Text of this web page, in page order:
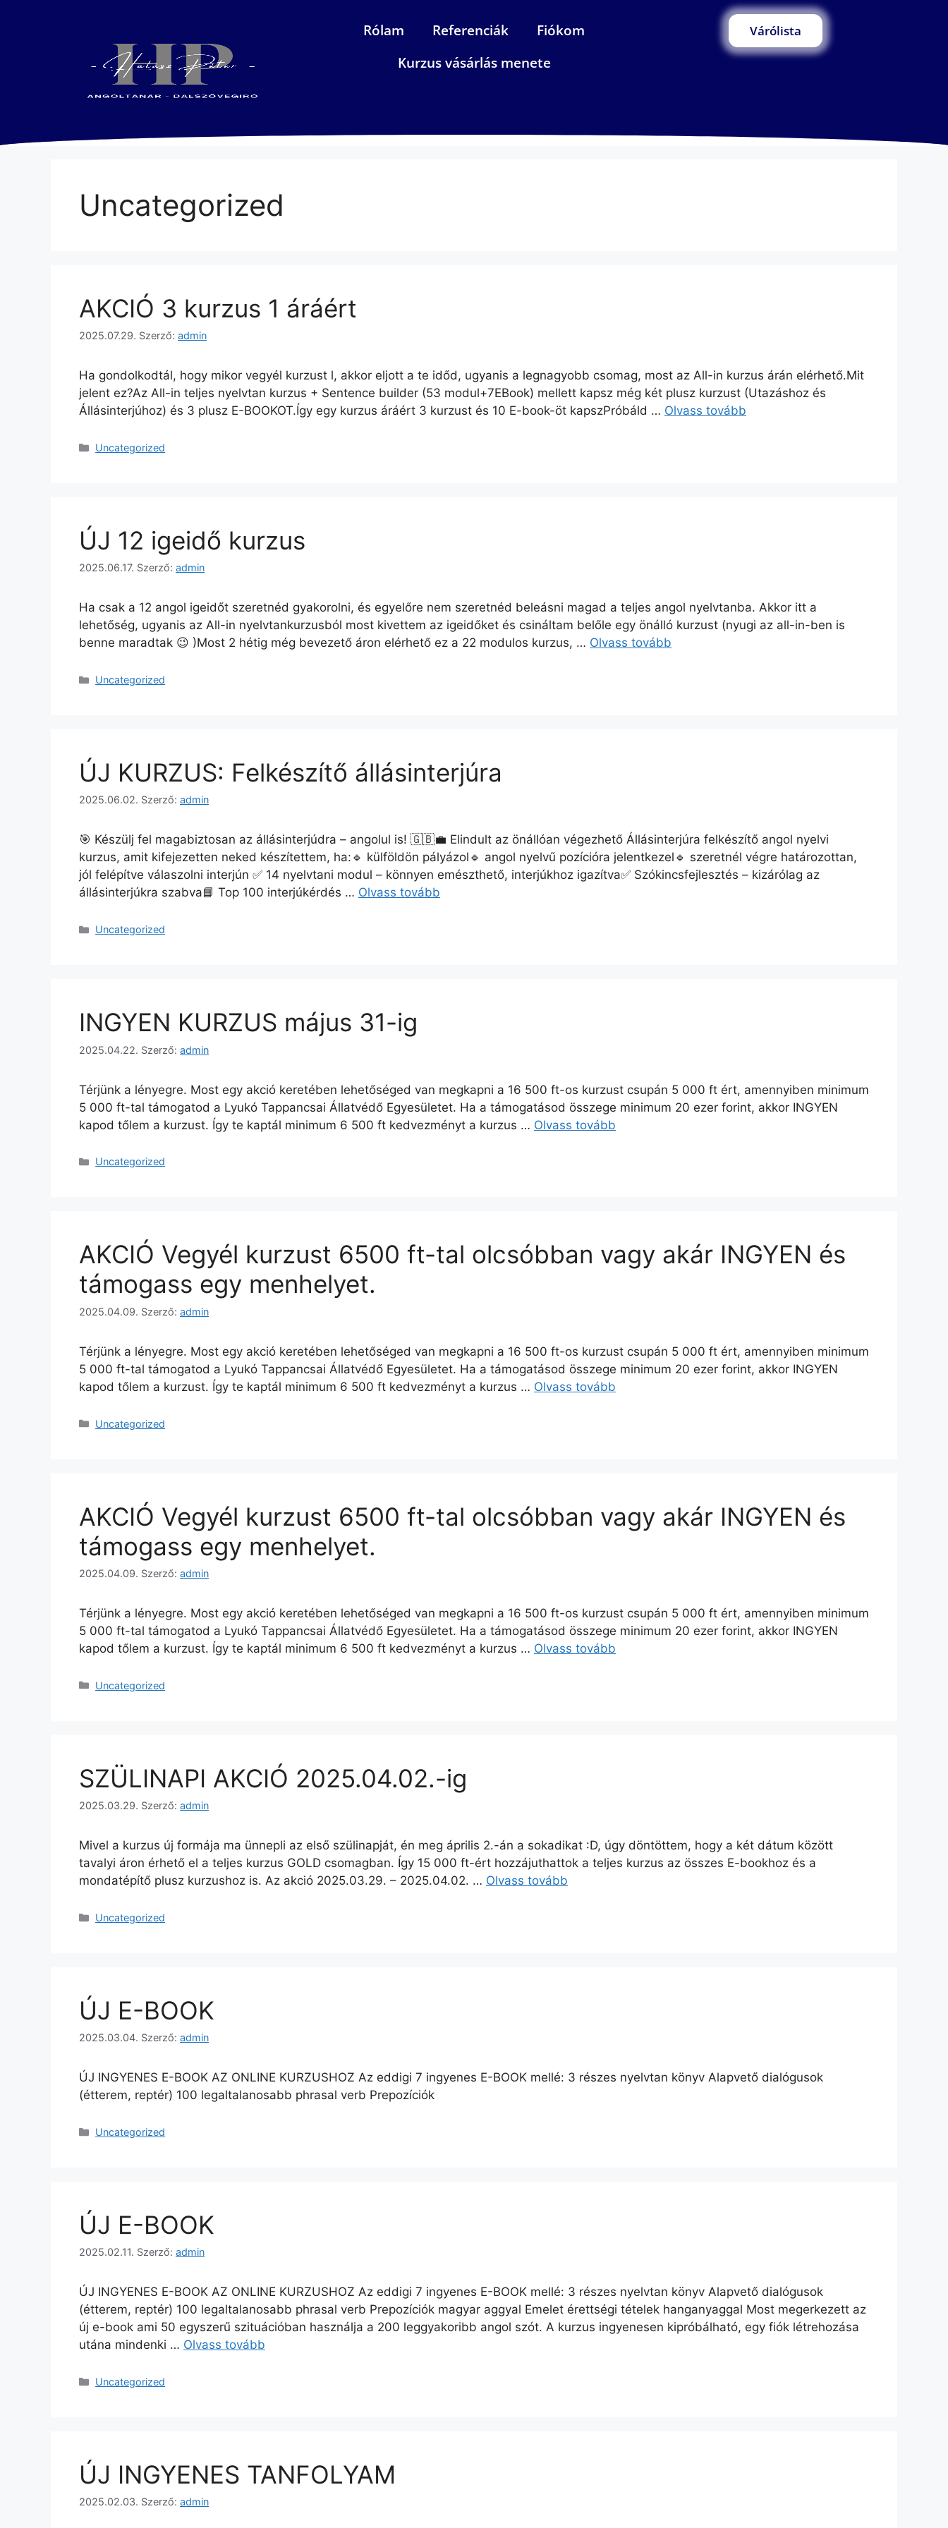
Rólam Referenciák
Fiókom
Kurzus vásárlás menete
Várólista
Uncategorized
AKCIÓ 3 kurzus 1 áráért
2025.07.29. Szerző: admin
Ha gondolkodtál, hogy mikor vegyél kurzust l, akkor eljott a te időd, ugyanis a legnagyobb csomag, most az All-in kurzus árán elérhető.Mit
jelent ez?Az All-in teljes nyelvtan kurzus + Sentence builder (53 modul+7EBook) mellett kapsz még két plusz kurzust (Utazáshoz és
Állásinterjúhoz) és 3 plusz E-BOOKOT.Így egy kurzus áráért 3 kurzust és 10 E-book-öt kapszPróbáld … Olvass tovább
Uncategorized
ÚJ 12 igeidő kurzus
2025.06.17. Szerző: admin
Ha csak a 12 angol igeidőt szeretnéd gyakorolni, és egyelőre nem szeretnéd beleásni magad a teljes angol nyelvtanba. Akkor itt a
lehetőség, ugyanis az All-in nyelvtankurzusból most kivettem az igeidőket és csináltam belőle egy önálló kurzust (nyugi az all-in-ben is
benne maradtak 😉 )Most 2 hétig még bevezető áron elérhető ez a 22 modulos kurzus, … Olvass tovább
Uncategorized
ÚJ KURZUS: Felkészítő állásinterjúra
2025.06.02. Szerző: admin
🎯 Készülj fel magabiztosan az állásinterjúdra – angolul is! 🇬🇧💼 Elindult az önállóan végezhető Állásinterjúra felkészítő angol nyelvi
kurzus, amit kifejezetten neked készítettem, ha:🔹 külföldön pályázol🔹 angol nyelvű pozícióra jelentkezel🔹 szeretnél végre határozottan,
jól felépítve válaszolni interjún ✅ 14 nyelvtani modul – könnyen emészthető, interjúkhoz igazítva✅ Szókincsfejlesztés – kizárólag az
állásinterjúkra szabva📘 Top 100 interjúkérdés … Olvass tovább
Uncategorized
INGYEN KURZUS május 31-ig
2025.04.22. Szerző: admin
Térjünk a lényegre. Most egy akció keretében lehetőséged van megkapni a 16 500 ft-os kurzust csupán 5 000 ft ért, amennyiben minimum
5 000 ft-tal támogatod a Lyukó Tappancsai Állatvédő Egyesületet. Ha a támogatásod összege minimum 20 ezer forint, akkor INGYEN
kapod tőlem a kurzust. Így te kaptál minimum 6 500 ft kedvezményt a kurzus … Olvass tovább
Uncategorized
AKCIÓ Vegyél kurzust 6500 ft-tal olcsóbban vagy akár INGYEN és
támogass egy menhelyet.
2025.04.09. Szerző: admin
Térjünk a lényegre. Most egy akció keretében lehetőséged van megkapni a 16 500 ft-os kurzust csupán 5 000 ft ért, amennyiben minimum
5 000 ft-tal támogatod a Lyukó Tappancsai Állatvédő Egyesületet. Ha a támogatásod összege minimum 20 ezer forint, akkor INGYEN
kapod tőlem a kurzust. Így te kaptál minimum 6 500 ft kedvezményt a kurzus … Olvass tovább
Uncategorized
AKCIÓ Vegyél kurzust 6500 ft-tal olcsóbban vagy akár INGYEN és
támogass egy menhelyet.
2025.04.09. Szerző: admin
Térjünk a lényegre. Most egy akció keretében lehetőséged van megkapni a 16 500 ft-os kurzust csupán 5 000 ft ért, amennyiben minimum
5 000 ft-tal támogatod a Lyukó Tappancsai Állatvédő Egyesületet. Ha a támogatásod összege minimum 20 ezer forint, akkor INGYEN
kapod tőlem a kurzust. Így te kaptál minimum 6 500 ft kedvezményt a kurzus … Olvass tovább
Uncategorized
SZÜLINAPI AKCIÓ 2025.04.02.-ig
2025.03.29. Szerző: admin
Mivel a kurzus új formája ma ünnepli az első szülinapját, én meg április 2.-án a sokadikat :D, úgy döntöttem, hogy a két dátum között
tavalyi áron érhető el a teljes kurzus GOLD csomagban. Így 15 000 ft-ért hozzájuthattok a teljes kurzus az összes E-bookhoz és a
mondatépítő plusz kurzushoz is. Az akció 2025.03.29. – 2025.04.02. … Olvass tovább
Uncategorized
ÚJ E-BOOK
2025.03.04. Szerző: admin
ÚJ INGYENES E-BOOK AZ ONLINE KURZUSHOZ Az eddigi 7 ingyenes E-BOOK mellé: 3 részes nyelvtan könyv Alapvető dialógusok
(étterem, reptér) 100 legaltalanosabb phrasal verb Prepozíciók
Uncategorized
ÚJ E-BOOK
2025.02.11. Szerző: admin
ÚJ INGYENES E-BOOK AZ ONLINE KURZUSHOZ Az eddigi 7 ingyenes E-BOOK mellé: 3 részes nyelvtan könyv Alapvető dialógusok
(étterem, reptér) 100 legaltalanosabb phrasal verb Prepozíciók magyar aggyal Emelet érettségi tételek hanganyaggal Most megerkezett az
új e-book ami 50 egyszerű szituációban használja a 200 leggyakoribb angol szót. A kurzus ingyenesen kipróbálható, egy fiók létrehozása
utána mindenki … Olvass tovább
Uncategorized
ÚJ INGYENES TANFOLYAM
2025.02.03. Szerző: admin